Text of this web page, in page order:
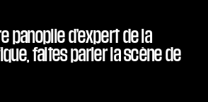
panoplie d’expert de la
faites parler la scène de